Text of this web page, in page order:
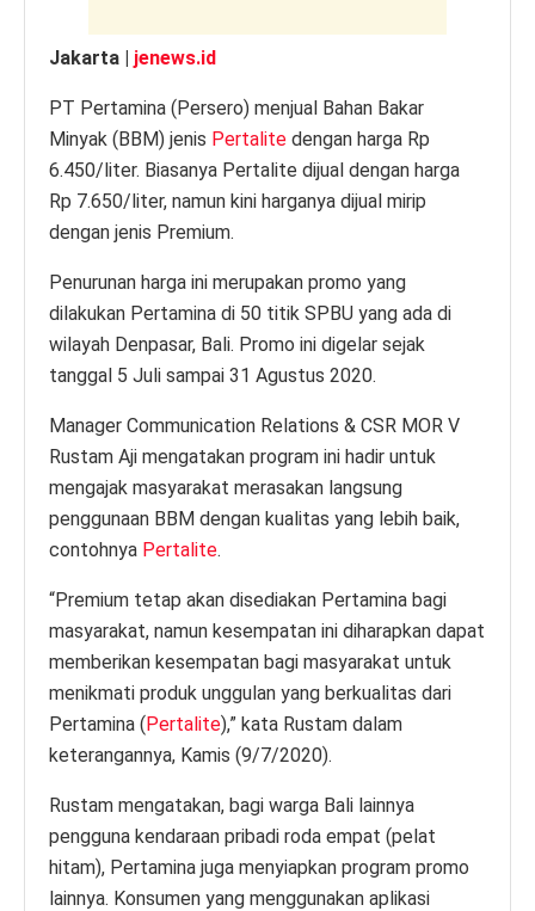
Jakarta | jenews.id
PT Pertamina (Persero) menjual Bahan Bakar
Minyak (BBM) jenis Pertalite dengan harga Rp
6.450/liter. Biasanya Pertalite dijual dengan harga
Rp 7.650/liter, namun kini harganya dijual mirip
dengan jenis Premium.
Penurunan harga ini merupakan promo yang
dilakukan Pertamina di 50 titik SPBU yang ada di
wilayah Denpasar, Bali. Promo ini digelar sejak
tanggal 5 Juli sampai 31 Agustus 2020.
Manager Communication Relations & CSR MOR V
Rustam Aji mengatakan program ini hadir untuk
mengajak masyarakat merasakan langsung
penggunaan BBM dengan kualitas yang lebih baik,
contohnya Pertalite.
“Premium tetap akan disediakan Pertamina bagi
masyarakat, namun kesempatan ini diharapkan dapat
memberikan kesempatan bagi masyarakat untuk
menikmati produk unggulan yang berkualitas dari
Pertamina (Pertalite),” kata Rustam dalam
keterangannya, Kamis (9/7/2020).
Rustam mengatakan, bagi warga Bali lainnya
pengguna kendaraan pribadi roda empat (pelat
hitam), Pertamina juga menyiapkan program promo
lainnya. Konsumen yang menggunakan aplikasi